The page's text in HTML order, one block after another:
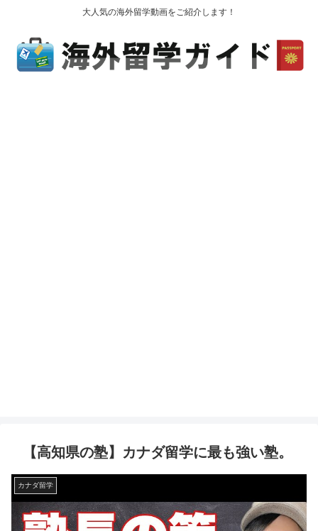
大人気の海外留学動画をご紹介します！
【高知県の塾】カナダ留学に最も強い塾。
カナダ留学